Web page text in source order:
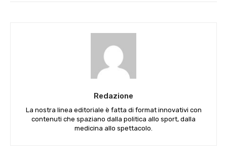
Redazione
La nostra linea editoriale è fatta di format innovativi con
contenuti che spaziano dalla politica allo sport, dalla
medicina allo spettacolo.